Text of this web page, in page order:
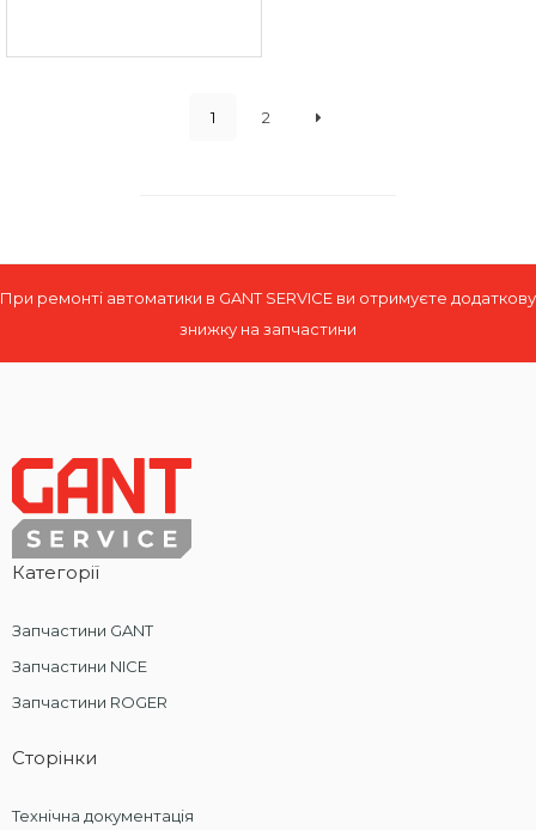
1 2
При ремонті автоматики в GANT SERVICE ви отримуєте додаткову
знижку на запчастини
Категорії
Запчастини GANT
Запчастини NICE
Запчастини ROGER
Сторінки
Технічна документація